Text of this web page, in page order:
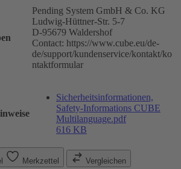
Pending System GmbH & Co. KG
Ludwig-Hüttner-Str. 5-7
D-95679 Waldershof
Contact: https://www.cube.eu/de-
de/support/kundenservice/kontakt/ko
ntaktformular
Sicherheitsinformationen,
Safety-Informations CUBE
Multilanguage.pdf
616 KB
Merkzettel Vergleichen